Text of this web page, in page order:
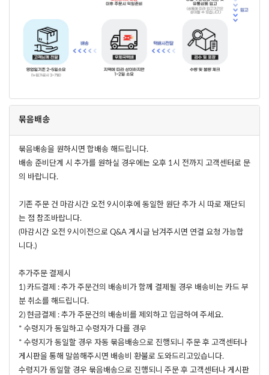
묶음배송
묶음배송을 원하시면 합배송 해드립니다.
배송 준비단계 시 추가를 원하실 경우에는 오후 1시 전까지 고객센터로 문
의 바랍니다.
기존 주문 건 마감시간 오전 9시이후에 동일한 원단 추가 시 따로 재단되
는 점 참조바랍니다.
(마감시간 오전 9시이전으로 Q&A 게시글 남겨주시면 연결 요청 가능합
니다.)
추가주문 결제시
1) 카드결제 : 추가 주문건의 배송비가 함께 결제될 경우 배송비는 카드 부
분 취소를 해드립니다.
2) 현금결제 : 추가 주문건의 배송비를 제외하고 입금하여 주세요.
* 수령지가 동일하고 수령자가 다를 경우
* 수령지가 동일할 경우 자동 묶음배송으로 진행되니 주문 후 고객센터나
게시판을 통해 말씀해주시면 배송비 환불로 도와드리고있습니다.
수령지가 동일할 경우 묶음배송으로 진행되니 주문 후 고객센터나 게시판